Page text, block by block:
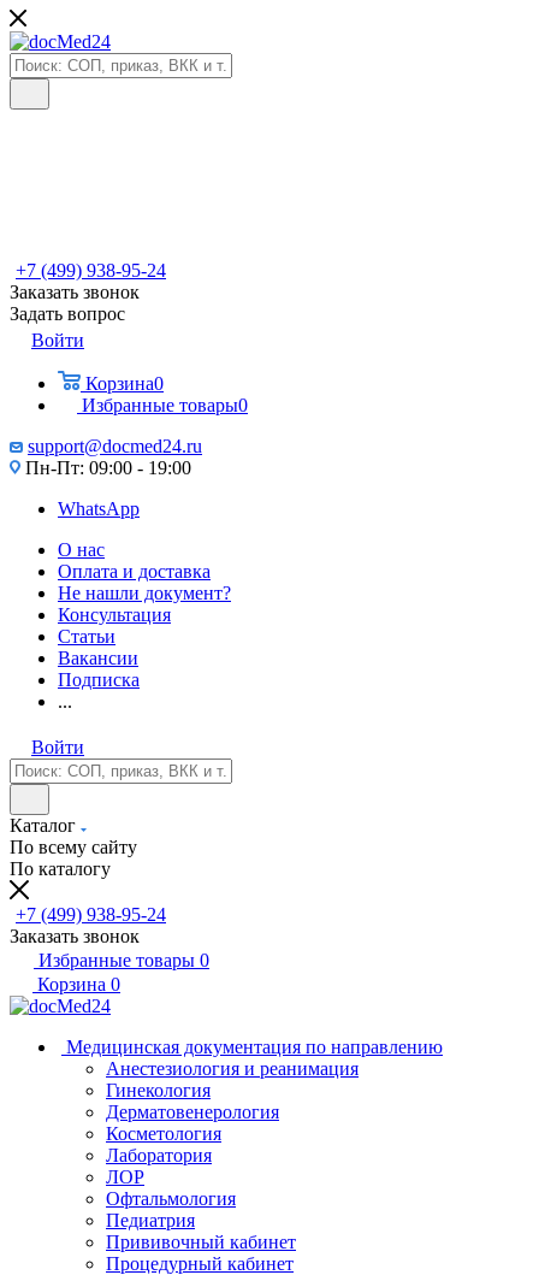
+7 (499) 938-95-24
Заказать звонок
Задать вопрос
Войти
Корзина0
Избранные товары0
support@docmed24.ru
Пн-Пт: 09:00 - 19:00
WhatsApp
О нас
Оплата и доставка
Не нашли документ?
Консультация
Статьи
Вакансии
Подписка
...
Войти
Каталог
По всему сайту
По каталогу
+7 (499) 938-95-24
Заказать звонок
Избранные товары 0
Корзина 0
Медицинская документация по направлению
Анестезиология и реанимация
Гинекология
Дерматовенерология
Косметология
Лаборатория
ЛОР
Офтальмология
Педиатрия
Прививочный кабинет
Процедурный кабинет